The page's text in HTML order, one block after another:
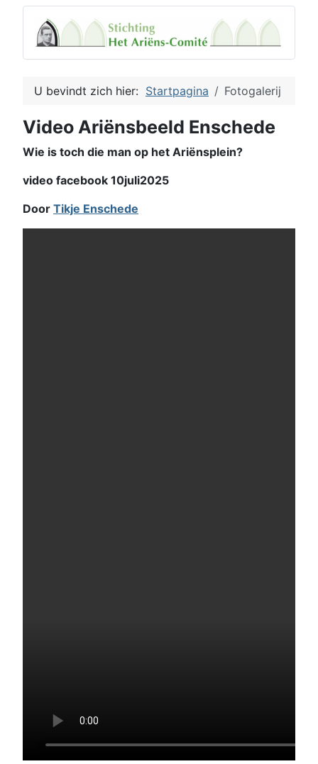
U bevindt zich hier: Startpagina Fotogalerij
Video Ariënsbeeld Enschede
Wie is toch die man op het Ariënsplein?
video facebook 10juli2025
Door Tikje Enschede